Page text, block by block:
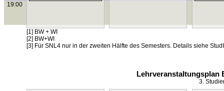
19:00
[1] BW + WI
[2] BW+WI
[3] Für SNL4 nur in der zweiten Hälfte des Semesters. Details siehe
Lehrveranstaltungsplan
3.